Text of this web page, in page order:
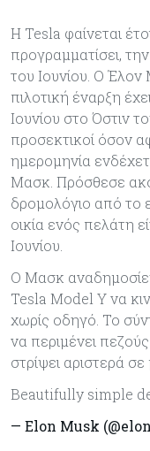
Η Tesla φαίνεται
προγραμματίσει,
του Ιουνίου. Ο
πιλοτική έναρξη
Ιουνίου στο Όστιν
προσεκτικοί όσον
ημερομηνία
Μασκ. Πρόσθεσε
δρομολόγιο από το
οικία ενός πελάτη
Ιουνίου.
Ο Μασκ
Tesla Model Y να
χωρίς οδηγό. Το
να περιμένει
στρίψει αριστερά
Beautifully simple
— Elon Musk